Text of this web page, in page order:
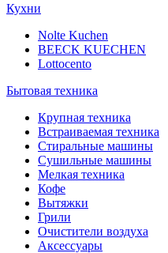
Кухни
Nolte Kuchen
BEECK KUECHEN
Lottocento
Бытовая техника
Крупная техника
Встраиваемая техника
Стиральные машины
Сушильные машины
Мелкая техника
Кофе
Вытяжки
Грили
Очистители воздуха
Аксессуары